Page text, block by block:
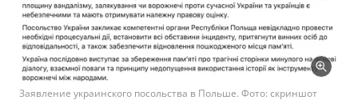
Заявление украинского посольства в Польше. Фото: скриншот